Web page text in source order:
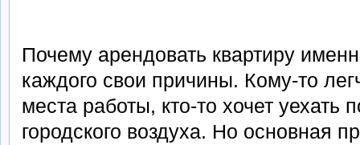
Почему арендовать квартиру
каждого свои причины. Кому-то
места работы, кто-то хочет уехать
городского воздуха. Но основная